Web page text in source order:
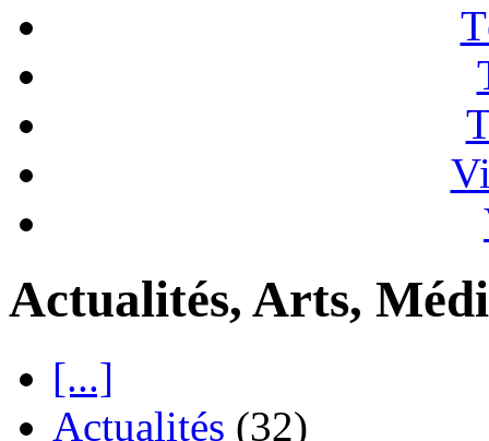
Actualités, Arts,
[...]
Actualités (32)